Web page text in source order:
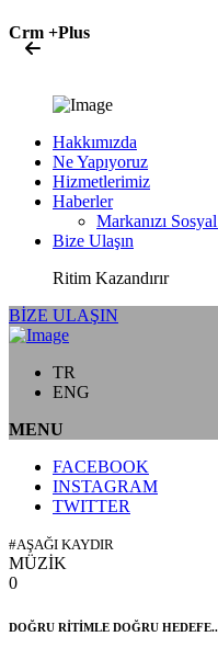
Crm +Plus
Hakkımızda
Ne Yapıyoruz
Hizmetlerimiz
Haberler
Markanızı
Bize Ulaşın
Ritim Kazandırır
BİZE ULAŞIN
TR
ENG
MENU
FACEBOOK
INSTAGRAM
TWITTER
#AŞAĞI KAYDIR
MÜZİK
0
DOĞRU RİTİMLE DOĞRU